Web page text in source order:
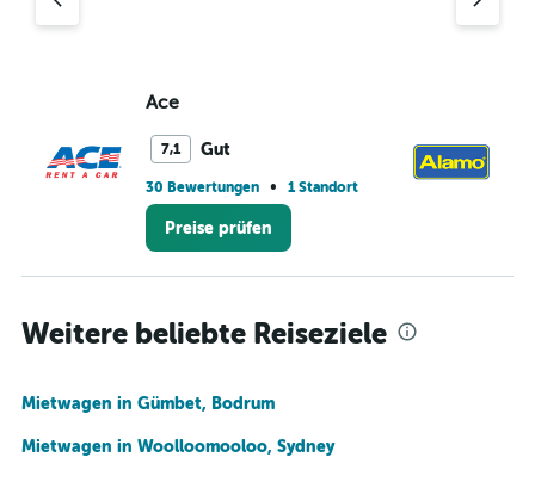
Ace
7,1 Gut
30 Bewertungen • 1 Standort
Preise prüfen
Weitere beliebte Reiseziele
Mietwagen in Gümbet, Bodrum
Mietwagen in Woolloomooloo, Sydney